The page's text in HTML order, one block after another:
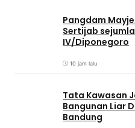
Pangdam
Sertijab
IV/Diponegoro
10 jam lalu
Tata Kawasan
Bangunan Liar
Bandung